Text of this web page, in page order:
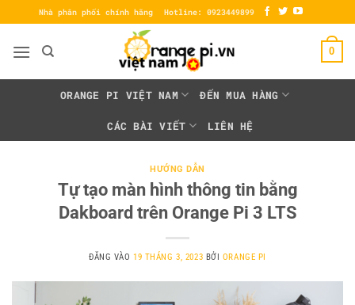
qua
nội
Nhà phân phối chính hãng Hotline: 0923449899
0
ORANGE PI VIỆT NAM ĐẾN MUA HÀNG
CÁC BÀI VIẾT LIÊN HỆ
HƯỚNG DẪN
Tự tạo màn hình thông tin bằng
Dakboard trên Orange Pi 3 LTS
ĐĂNG VÀO19 THÁNG 3, 2023 BỞI ORANGE PI